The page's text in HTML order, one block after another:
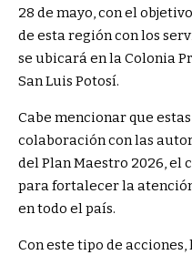
28 de mayo, con el
de esta región con los
se ubicará en la Colonia
San Luis Potosí.
Cabe mencionar que
colaboración con las
del Plan Maestro 2026, el
para fortalecer la
en todo el país.
Con este tipo de